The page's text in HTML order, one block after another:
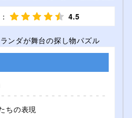
4.5
ンダが舞台の探し物パズル
ちの表現